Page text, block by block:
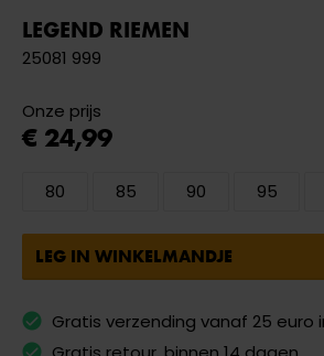
LEGEND RIEMEN
25081 999
Onze prijs
€ 24,99
80 85 90 95
LEG IN WINKELMANDJE
Gratis verzending vanaf 25 euro